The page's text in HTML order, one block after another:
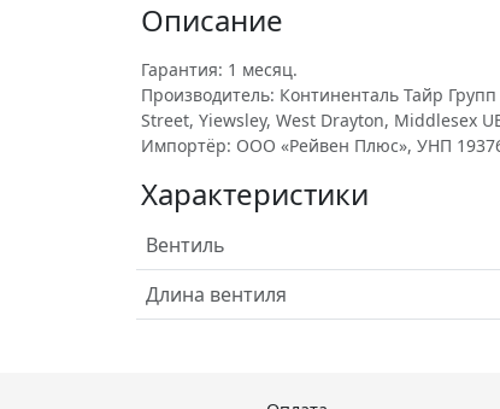
Описание
Гарантия: 1 месяц.
Производитель: Континенталь Тайр
Street, Yiewsley, West Drayton, Middlesex
Импортёр: ООО «Рейвен Плюс», УНП
Характеристики
Вентиль
Длина вентиля